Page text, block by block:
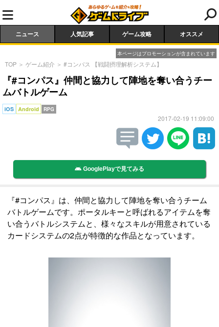
ニュース 人気記事 ゲーム攻略 オススメ
本ページはプロモーションが含まれています
TOP ＞ ゲーム紹介 ＞ #コンパス 【戦闘摂理解析システム】
『#コンパス』仲間と協力して陣地を奪い合うチー
ムバトルゲーム
iOS Android RPG
2017-02-19 11:09:00
GooglePlayで見てみる
『#コンパス』は、仲間と協力して陣地を奪い合うチーム
バトルゲームです。ポータルキーと呼ばれるアイテムを奪
い合うバトルシステムと、様々なスキルが用意されている
カードシステムの2点が特徴的な作品となっています。